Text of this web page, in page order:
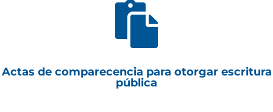

Actas de comparecencia para otorgar escritura
pública